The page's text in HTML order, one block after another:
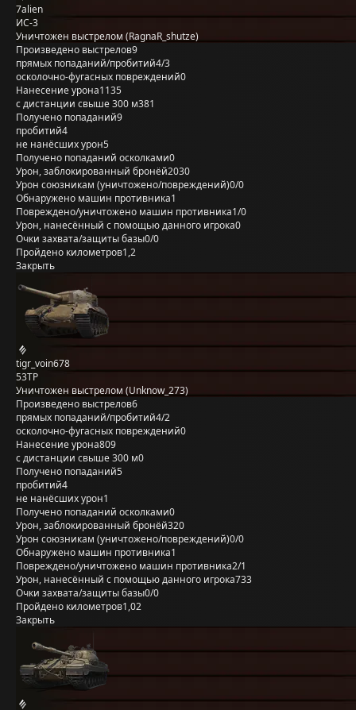
7alien
ИС-3
Уничтожен выстрелом (RagnaR_shutze)
Произведено выстрелов9
прямых попаданий/пробитий4/3
осколочно-фугасных повреждений0
Нанесение урона1135
с дистанции свыше 300 м381
Получено попаданий9
пробитий4
не нанёсших урон5
Получено попаданий осколками0
Урон, заблокированный бронёй2030
Урон союзникам (уничтожено/повреждений)0/0
Обнаружено машин противника1
Повреждено/уничтожено машин противника1/0
Урон, нанесённый с помощью данного игрока0
Очки захвата/защиты базы0/0
Пройдено километров1,2
Закрыть
tigr_voin678
53TP
Уничтожен выстрелом (Unknow_273)
Произведено выстрелов6
прямых попаданий/пробитий4/2
осколочно-фугасных повреждений0
Нанесение урона809
с дистанции свыше 300 м0
Получено попаданий5
пробитий4
не нанёсших урон1
Получено попаданий осколками0
Урон, заблокированный бронёй320
Урон союзникам (уничтожено/повреждений)0/0
Обнаружено машин противника1
Повреждено/уничтожено машин противника2/1
Урон, нанесённый с помощью данного игрока733
Очки захвата/защиты базы0/0
Пройдено километров1,02
Закрыть